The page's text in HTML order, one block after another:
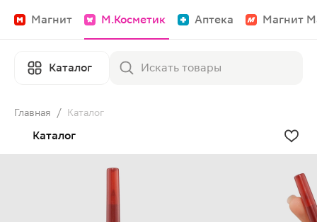
Магнит М.Косметик Аптека Магнит
Каталог
Главная / Каталог
Каталог